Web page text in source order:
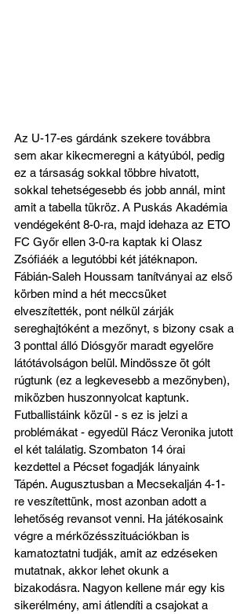
Az U-17-es gárdánk szekere továbbra
sem akar kikecmeregni a kátyúból, pedig
ez a társaság sokkal többre hivatott,
sokkal tehetségesebb és jobb annál, mint
amit a tabella tükröz. A Puskás Akadémia
vendégeként 8-0-ra, majd idehaza az ETO
FC Győr ellen 3-0-ra kaptak ki Olasz
Zsófiáék a legutóbbi két játéknapon.
Fábián-Saleh Houssam tanítványai az első
körben mind a hét meccsüket
elveszítették, pont nélkül zárják
sereghajtóként a mezőnyt, s bizony csak a
3 ponttal álló Diósgyőr maradt egyelőre
látótávolságon belül. Mindössze öt gólt
rúgtunk (ez a legkevesebb a mezőnyben),
miközben huszonnyolcat kaptunk.
Futballistáink közül - s ez is jelzi a
problémákat - egyedül Rácz Veronika jutott
el két találatig. Szombaton 14 órai
kezdettel a Pécset fogadják lányaink
Tápén. Augusztusban a Mecsekalján 4-1-
re veszítettünk, most azonban adott a
lehetőség revansot venni. Ha játékosaink
végre a mérkőzésszituációkban is
kamatoztatni tudják, amit az edzéseken
mutatnak, akkor lehet okunk a
bizakodásra. Nagyon kellene már egy kis
sikerélmény, ami átlendíti a csajokat a